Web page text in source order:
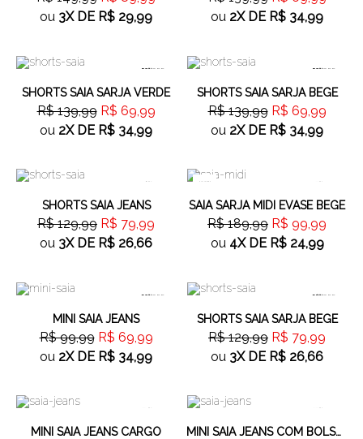
ou 3XDE R$ 29,99
ou 2XDE R$ 34,99
50%OFF
SHORTS SAIA SARJA VERDE
R$ 139,99 R$ 69,99
ou 2XDE R$ 34,99
50%OFF
SHORTS SAIA SARJA BEGE
R$ 139,99 R$ 69,99
ou 2XDE R$ 34,99
38%
SHORTS SAIA JEANS
R$ 129,99 R$ 79,99
ou 3XDE R$ 26,66
100% 47%
SAIA SARJA MIDI EVASE BEGE
R$ 189,99 R$ 99,99
ou 4XDE R$ 24,99
30%OFF
MINI SAIA JEANS
R$ 99,99 R$ 69,99
ou 2XDE R$ 34,99
38%OFF
SHORTS SAIA SARJA BEGE
R$ 129,99 R$ 79,99
ou 3XDE R$ 26,66
71%
MINI SAIA JEANS CARGO
57%
MINI SAIA JEANS COM BOLSO CARGO